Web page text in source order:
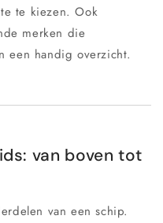
te kiezen. Ook
merken die
een handig overzicht.
van boven tot
van een schip.